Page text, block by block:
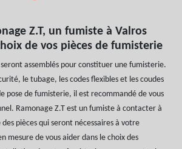
Z.T, un fumiste à Valros
de vos pièces de fumisterie
assemblés pour constituer une fumisterie.
le tubage, les codes flexibles et les coudes
pose de fumisterie, il est recommandé de vous
Ramonage Z.T est un fumiste à contacter à
pièces qui seront nécessaires à votre
mesure de vous aider dans le choix des